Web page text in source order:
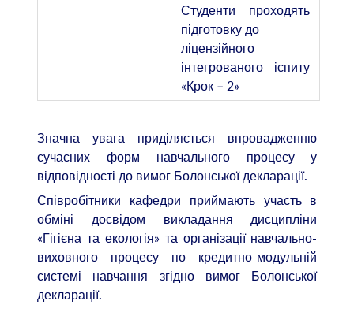
Студенти проходять
підготовку до
ліцензійного
інтегрованого іспиту
«Крок – 2»
Значна увага приділяється впровадженню
сучасних форм навчального процесу у
відповідності до вимог Болонської декларації.
Співробітники кафедри приймають участь в
обміні досвідом викладання дисципліни
«Гігієна та екологія» та організації навчально-
виховного процесу по кредитно-модульній
системі навчання згідно вимог Болонської
декларації.